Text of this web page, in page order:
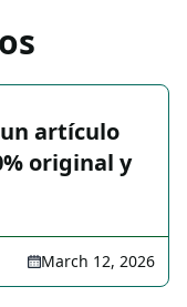
artículo
original y
March 12, 2026